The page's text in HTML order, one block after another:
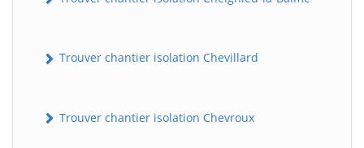
Trouver chantier isolation Chevillard
Trouver chantier isolation Chevroux